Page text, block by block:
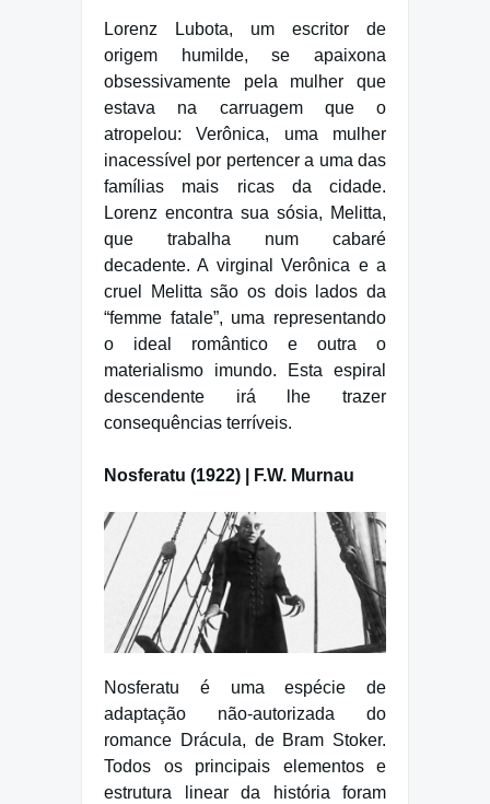
Lorenz Lubota, um escritor de
origem humilde, se apaixona
obsessivamente pela mulher que
estava na carruagem que o
atropelou: Verônica, uma mulher
inacessível por pertencer a uma das
famílias mais ricas da cidade.
Lorenz encontra sua sósia, Melitta,
que trabalha num cabaré
decadente. A virginal Verônica e a
cruel Melitta são os dois lados da
“femme fatale”, uma representando
o ideal romântico e outra o
materialismo imundo. Esta espiral
descendente irá lhe trazer
consequências terríveis.
Nosferatu (1922) | F.W. Murnau
Nosferatu é uma espécie de
adaptação não-autorizada do
romance Drácula, de Bram Stoker.
Todos os principais elementos e
estrutura linear da história foram